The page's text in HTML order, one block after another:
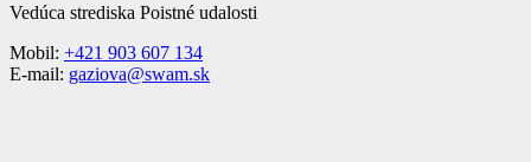
Vedúca strediska Poistné udalosti
Mobil: +421 903 607 134
E-mail: gaziova@swam.sk